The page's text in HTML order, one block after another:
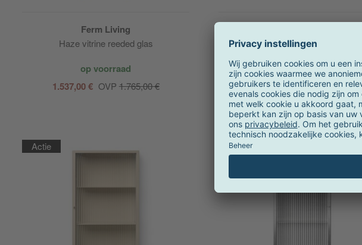
Ferm Living
Haze vitrine reeded glas
op voorraad
1.537,00 € OVP 1.765,00 €
Miru glazen vitrine
op voorraad
vanaf 234,00 € OVP269,00 €
Actie Actie